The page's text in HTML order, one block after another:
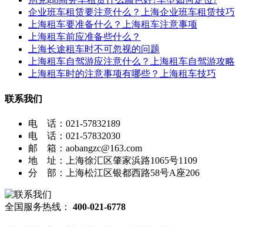
企业班车租赁要注意什么？上海企业班车租赁技巧
上海租车要准备什么？上海租车注意事项
上海租车前应准备些什么？
上海长途租车时不可忽视的问题
上海租车自驾游应注意什么？上海租车自驾游攻略
上海租车时的注意事项有哪些？上海租车技巧
联系我们
电 话：021-57832189
电 话：021-57832030
邮 箱：aobangzc@163.com
地 址：上海徐汇区肇家浜路1065号1109
分 部：上海松江区银都西路58号A座206
全国服务热线： 400-021-6778